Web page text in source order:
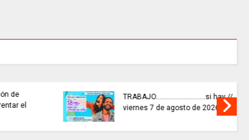
invitaciones públicas para
fortalecer las economías
culturales y creativas.